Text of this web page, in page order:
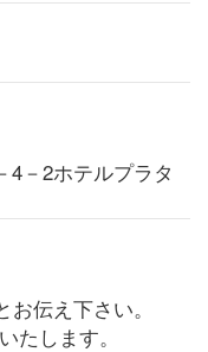
4－2ホテルプラタ
伝え下さい。
たします。